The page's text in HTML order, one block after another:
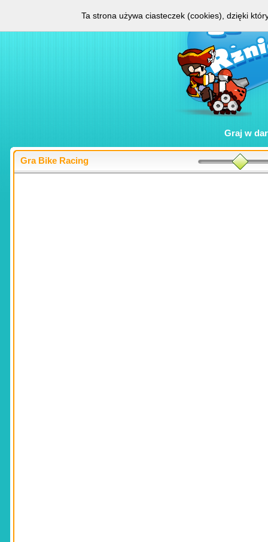
Graj w
Gra Bike Racing
Ta strona używa ciasteczek (cookies), dzięki